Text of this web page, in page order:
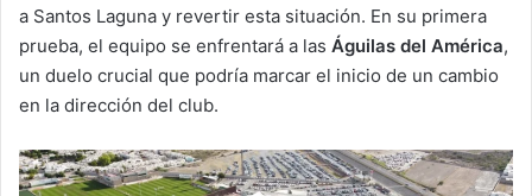
a Santos Laguna y revertir esta situación. En su primera
prueba, el equipo se enfrentará a las Águilas del América,
un duelo crucial que podría marcar el inicio de un cambio
en la dirección del club.